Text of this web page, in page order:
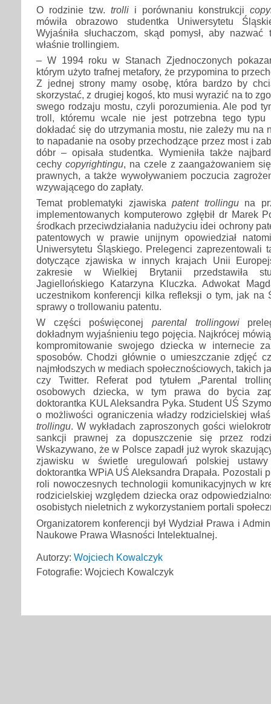
O rodzinie tzw. trolli i porównaniu konstrukcji
mówiła obrazowo studentka Uniwersytetu
Wyjaśniła słuchaczom, skąd pomysł, aby
właśnie trollingiem.
– W 1994 roku w Stanach Zjednoczonych
którym użyto trafnej metafory, że przypomina to
Z jednej strony mamy osobę, która bardzo by
skorzystać, z drugiej kogoś, kto musi wyrazić na to
swego rodzaju mostu, czyli porozumienia. Ale pod
troll, któremu wcale nie jest potrzebna tego typu
dokładać się do utrzymania mostu, nie zależy mu na
to napadanie na osoby przechodzące przez most i
dóbr – opisała studentka. Wymieniła także
cechy copyrightingu, na czele z zaangażowaniem
prawnych, a także wywoływaniem poczucia
wzywającego do zapłaty.
Temat problematyki zjawiska patent trollingu na
implementowanych komputerowo zgłębił dr Marek
środkach przeciwdziałania nadużyciu idei ochrony
patentowych w prawie unijnym opowiedział
Uniwersytetu Śląskiego. Prelegenci zaprezentowali
dotyczące zjawiska w innych krajach Unii
zakresie w Wielkiej Brytanii przedstawiła
Jagiellońskiego Katarzyna Kluczka. Adwokat
uczestnikom konferencji kilka refleksji o tym, jak na
sprawy o trollowaniu patentu.
W części poświęconej parental trollingowi
dokładnym wyjaśnieniu tego pojęcia. Najkrócej
kompromitowanie swojego dziecka w internecie
sposobów. Chodzi głównie o umieszczanie zdjęć
najmłodszych w mediach społecznościowych, takich
czy Twitter. Referat pod tytułem „Parental
osobowych dziecka, w tym prawa do bycia
doktorantka KUL Aleksandra Pyka. Student UŚ
o możliwości ograniczenia władzy rodzicielskiej
trollingu. W wykładach zaproszonych gości
sankcji prawnej za dopuszczenie się przez
Wskazywano, że w Polsce zapadł już wyrok
zjawisku w świetle uregulowań polskiej ustawy
doktorantka WPiA UŚ Aleksandra Drapała. Pozostali
roli nowoczesnych technologii komunikacyjnych w
rodzicielskiej względem dziecka oraz
osobistych nieletnich z wykorzystaniem portali
Organizatorem konferencji był Wydział Prawa i
Naukowe Prawa Własności Intelektualnej.
Autorzy: Wojciech Kowalczyk
Fotografie: Wojciech Kowalczyk